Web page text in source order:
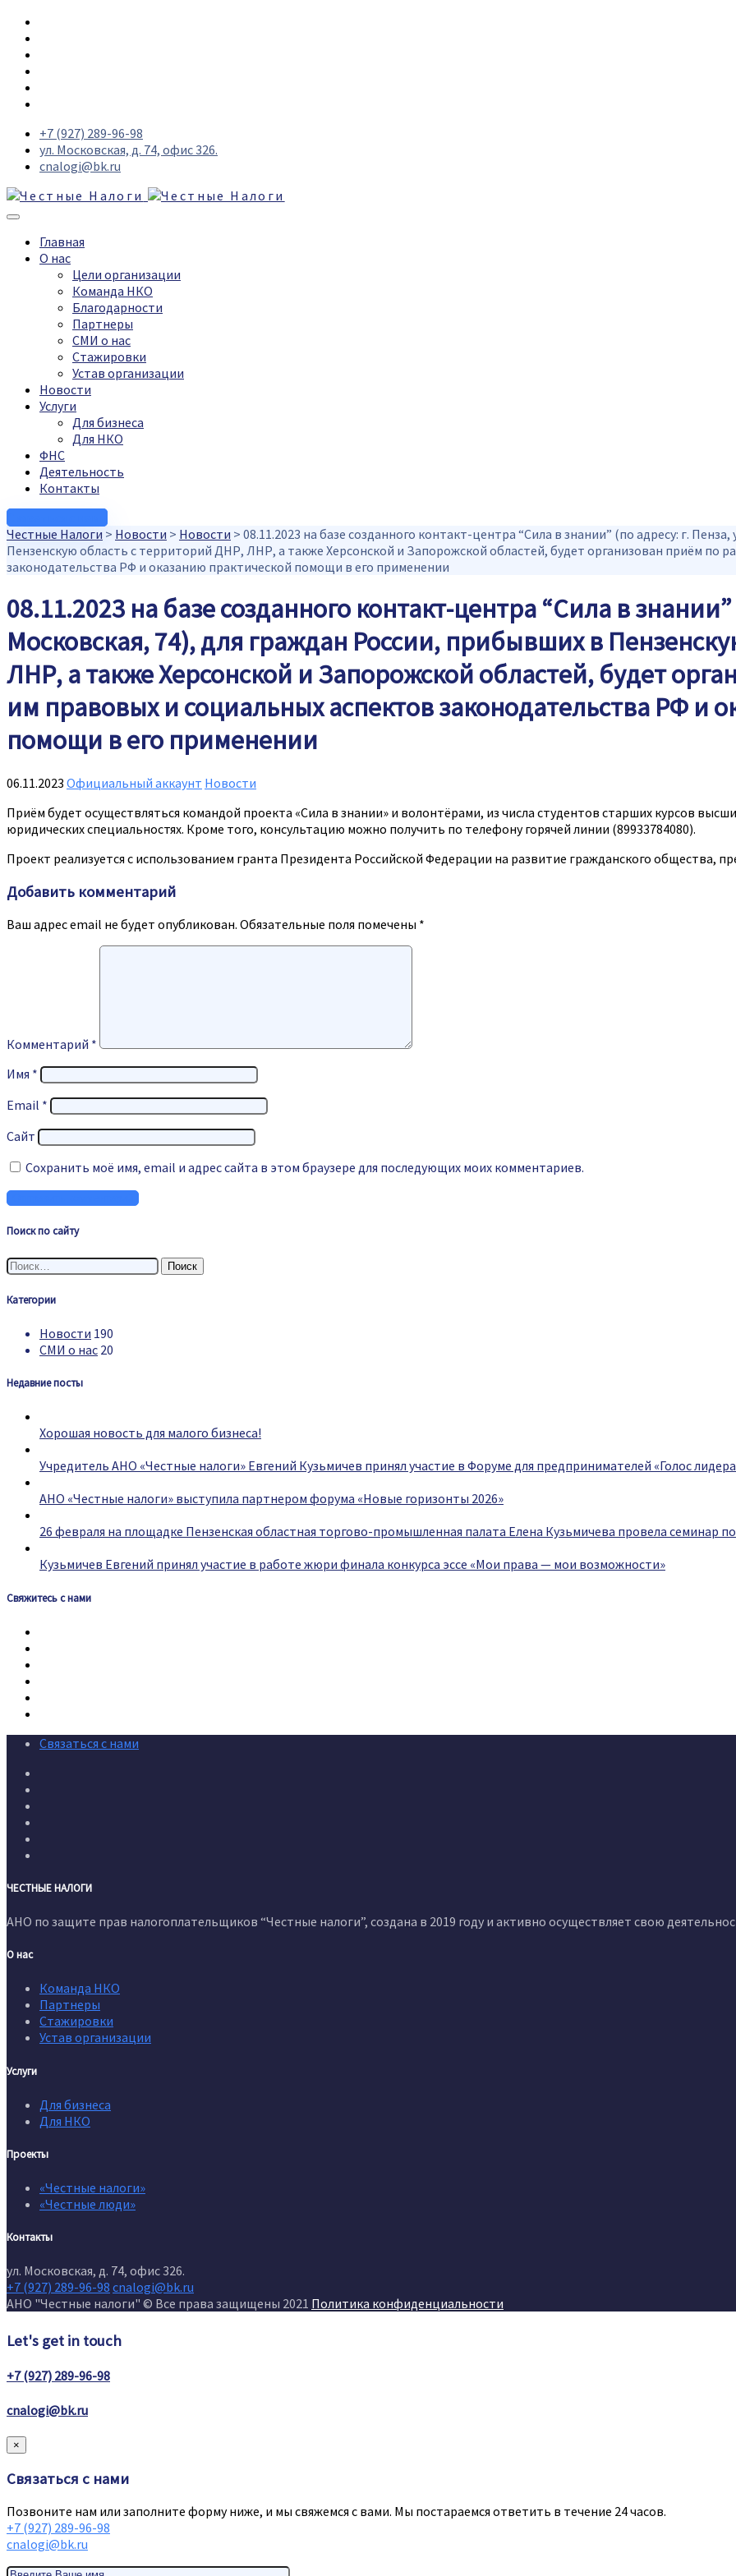
+7 (927) 289-96-98
ул. Московская, д. 74, офис 326.
cnalogi@bk.ru
Главная
О нас
Цели организации
Команда НКО
Благодарности
Партнеры
СМИ о нас
Стажировки
Устав организации
Новости
Услуги
Для бизнеса
Для НКО
ФНС
Деятельность
Контакты
Честные Налоги > Новости > Новости > 08.11.2023 на базе созданного контакт-центра “Сила в знании” (по адресу: г.
Пензенскую область с территорий ДНР, ЛНР, а также Херсонской и Запорожской областей, будет организован приём по
законодательства РФ и оказанию практической помощи в его применении
08.11.2023 на базе созданного контакт-центра “Сила в
Московская, 74), для граждан России, прибывших в
ЛНР, а также Херсонской и Запорожской областей, будет
им правовых и социальных аспектов законодательства РФ и
помощи в его применении
06.11.2023 Официальный аккаунт Новости
Приём будет осуществляться командой проекта «Сила в знании» и волонтёрами, из числа студентов старших курсов
юридических специальностях. Кроме того, консультацию можно получить по телефону горячей линии (89933784080).
Проект реализуется с использованием гранта Президента Российской Федерации на развитие гражданского общества,
Добавить комментарий
Ваш адрес email не будет опубликован. Обязательные поля помечены *
Комментарий *
Имя *
Email *
Сайт
Сохранить моё имя, email и адрес сайта в этом браузере для последующих моих комментариев.
Поиск по сайту
Найти:
Категории
Новости 190
СМИ о нас 20
Недавние посты
Хорошая новость для малого бизнеса!
Учредитель АНО «Честные налоги» Евгений Кузьмичев принял участие в Форуме для предпринимателей «Голос
АНО «Честные налоги» выступила партнером форума «Новые горизонты 2026»
26 февраля на площадке Пензенская областная торгово-промышленная палата Елена Кузьмичева провела семинар
Кузьмичев Евгений принял участие в работе жюри финала конкурса эссе «Мои права — мои возможности»
Свяжитесь с нами
Связаться с нами
ЧЕСТНЫЕ НАЛОГИ
АНО по защите прав налогоплательщиков “Честные налоги”, создана в 2019 году и активно осуществляет свою
О нас
Команда НКО
Партнеры
Стажировки
Устав организации
Услуги
Для бизнеса
Для НКО
Проекты
«Честные налоги»
«Честные люди»
Контакты
ул. Московская, д. 74, офис 326.
+7 (927) 289-96-98 cnalogi@bk.ru
АНО "Честные налоги" © Все права защищены 2021 Политика конфиденциальности
Let's get in touch
+7 (927) 289-96-98
cnalogi@bk.ru
×
Связаться с нами
Позвоните нам или заполните форму ниже, и мы свяжемся с вами. Мы постараемся ответить в течение 24 часов.
+7 (927) 289-96-98
cnalogi@bk.ru